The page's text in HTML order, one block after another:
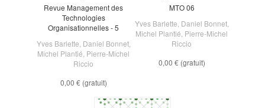
Revue Management des
Technologies
Organisationnelles - 5
Yves Barlette Daniel Bonnet,
Michel Plantié Pierre-Michel
Riccio
0,00 € (gratuit)
MTO 06
Yves Barlette Daniel Bonnet,
Michel Plantié Pierre-Michel
Riccio
0,00 € (gratuit)